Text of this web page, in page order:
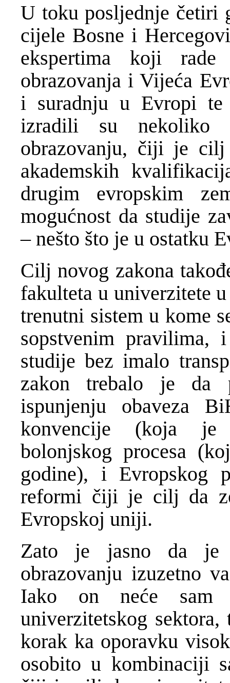
U toku posljednje četiri
cijele Bosne i
ekspertima koji rade
obrazovanja i Vijeća
i suradnju u Evropi te
izradili su nekoliko
obrazovanju, čiji je cilj
akademskih
drugim evropskim
mogućnost da studije
– nešto što je u ostatku
Cilj novog zakona
fakulteta u univerzitete
trenutni sistem u kome
sopstvenim
studije bez imalo
zakon trebalo je da
ispunjenju obaveza
konvencije (koja je
bolonjskog procesa
godine), i Evropskog
reformi čiji je cilj da
Evropskoj uniji.
Zato je jasno da je
obrazovanju izuzetno
Iako on neće sam
univerzitetskog
korak ka oporavku
osobito u kombinaciji